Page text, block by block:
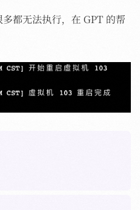
都无法执行，在 GPT 的帮